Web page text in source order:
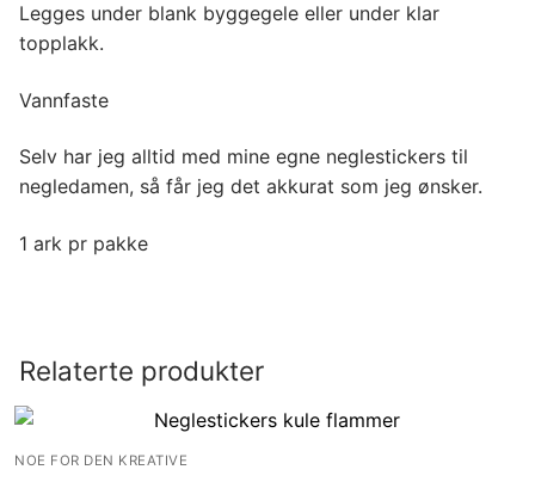
Legges under blank byggegele eller under klar
topplakk.
Vannfaste
Selv har jeg alltid med mine egne neglestickers til
negledamen, så får jeg det akkurat som jeg ønsker.
1 ark pr pakke
Relaterte produkter
NOE FOR DEN KREATIVE